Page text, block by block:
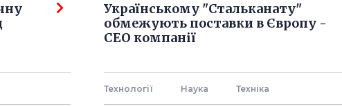
Українському "Стальканату"
обмежують поставки в Європу -
СЕО компанії
Технології Наука Технiка